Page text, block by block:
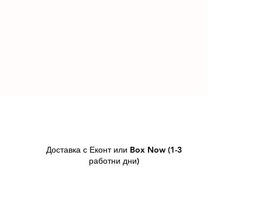
Доставка с Еконт или Box Now (1-3
работни дни)